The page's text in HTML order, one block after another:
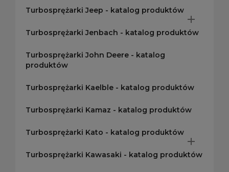
Turbosprężarki Jeep - katalog produktów

Turbosprężarki Jenbach - katalog produktów
Turbosprężarki John Deere - katalog
produktów
Turbosprężarki Kaelble - katalog produktów
Turbosprężarki Kamaz - katalog produktów
Turbosprężarki Kato - katalog produktów

Turbosprężarki Kawasaki - katalog produktów